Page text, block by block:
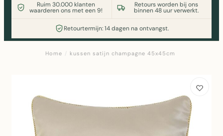
Ruim 30.000 klanten
waarderen ons met een 9!
Retours worden bij ons
binnen 48 uur verwerkt.
Retourtermijn: 14 dagen na ontvangst.
Home / kussen satijn champagne 45x45cm